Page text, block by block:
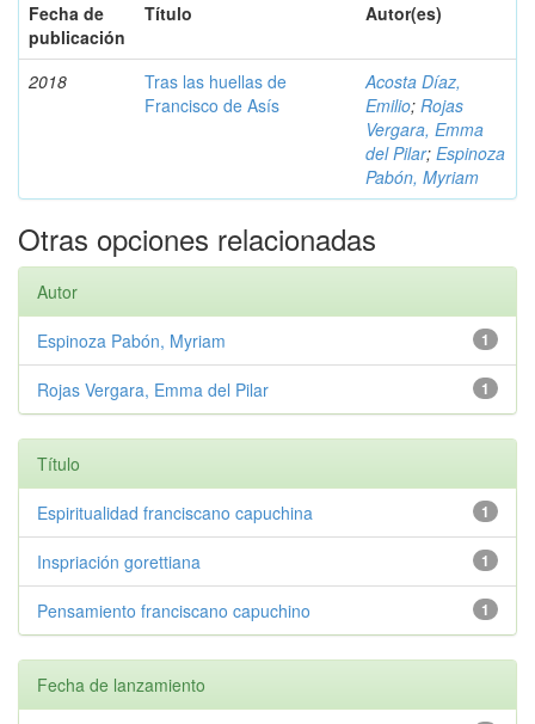
Fecha de
publicación
Título Autor(es)
2018
Tras las huellas de
Francisco de Asís
Acosta Díaz,
Emilio; Rojas
Vergara, Emma
del Pilar; Espinoza
Pabón, Myriam
Otras opciones relacionadas
Autor
1
Espinoza Pabón, Myriam
1
Rojas Vergara, Emma del Pilar
Título
1
Espiritualidad franciscano capuchina
1
Inspriación gorettiana
1
Pensamiento franciscano capuchino
Fecha de lanzamiento